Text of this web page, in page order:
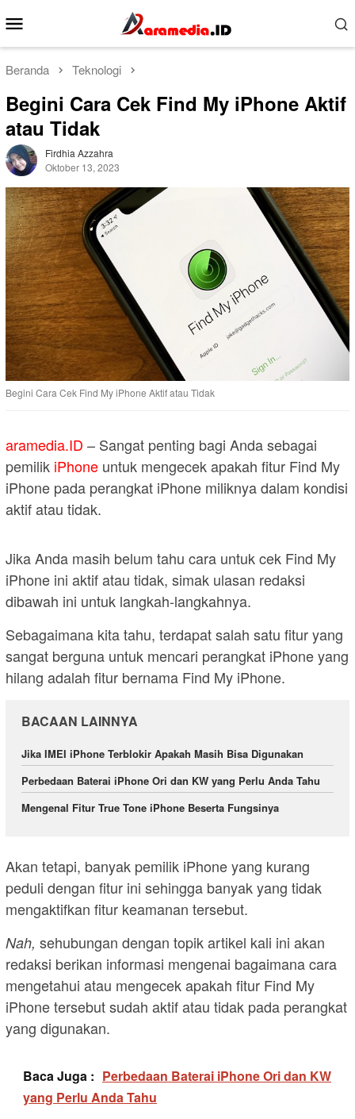
ke
kontenMobile
Beranda Teknologi
Begini Cara Cek Find My iPhone Aktif
atau Tidak
Firdhia Azzahra
Oktober 13, 2023
Begini Cara Cek Find My iPhone Aktif atau Tidak
aramedia.ID – Sangat penting bagi Anda sebagai
pemilik iPhone untuk mengecek apakah fitur Find My
iPhone pada perangkat iPhone miliknya dalam kondisi
aktif atau tidak.
Jika Anda masih belum tahu cara untuk cek Find My
iPhone ini aktif atau tidak, simak ulasan redaksi
dibawah ini untuk langkah-langkahnya.
Sebagaimana kita tahu, terdapat salah satu fitur yang
sangat berguna untuk mencari perangkat iPhone yang
hilang adalah fitur bernama Find My iPhone.
BACAAN LAINNYA
Jika IMEI iPhone Terblokir Apakah Masih Bisa Digunakan
Perbedaan Baterai iPhone Ori dan KW yang Perlu Anda Tahu
Mengenal Fitur True Tone iPhone Beserta Fungsinya
Akan tetapi, banyak pemilik iPhone yang kurang
peduli dengan fitur ini sehingga banyak yang tidak
mengaktifkan fitur keamanan tersebut.
Nah, sehubungan dengan topik artikel kali ini akan
redaksi berikan informasi mengenai bagaimana cara
mengetahui atau mengecek apakah fitur Find My
iPhone tersebut sudah aktif atau tidak pada perangkat
yang digunakan.
Baca Juga : Perbedaan Baterai iPhone Ori dan KW
yang Perlu Anda Tahu